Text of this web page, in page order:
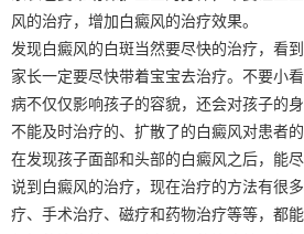
风的治疗，增加白癜风的治疗效果。
发现白癜风的白斑当然要尽快的治疗，看
家长一定要尽快带着宝宝去治疗。不要小
病不仅仅影响孩子的容貌，还会对孩子的
不能及时治疗的、扩散了的白癜风对患者
在发现孩子面部和头部的白癜风之后，能
说到白癜风的治疗，现在治疗的方法有很
疗、手术治疗、磁疗和药物治疗等等，都